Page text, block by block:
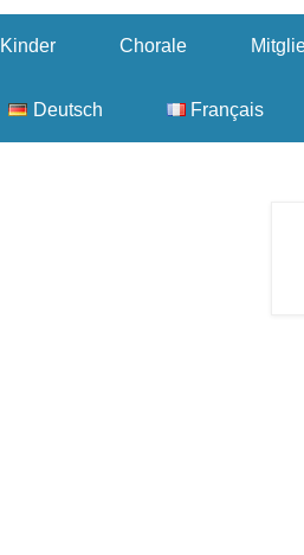
Kinder Chorale
Deutsch Français